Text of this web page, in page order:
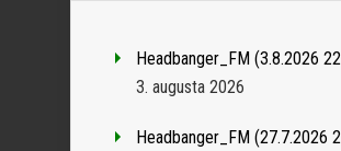
Headbanger_FM (3.8.2026
3. augusta 2026
Headbanger_FM (27.7.2026